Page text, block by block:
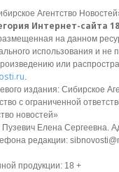
Агентство
Интернет-сайта
на данном
использования и не
или
.
издания: Сибирское
с ограниченной
новостей»
Елена Сергеевна.
редакции:
продукции: 18 +